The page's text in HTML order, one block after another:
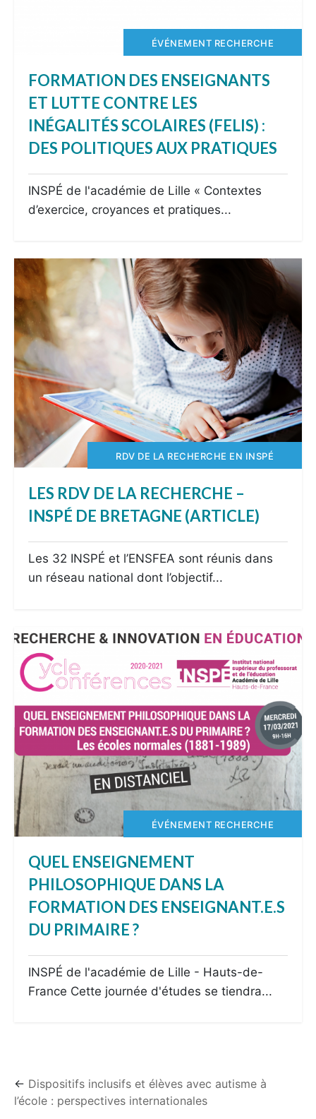
ÉVÉNEMENT RECHERCHE
FORMATION DES ENSEIGNANTS
ET LUTTE CONTRE LES
INÉGALITÉS SCOLAIRES (FELIS) :
DES POLITIQUES AUX PRATIQUES
INSPÉ de l'académie de Lille « Contextes
d’exercice, croyances et pratiques...
RDV DE LA RECHERCHE EN INSPÉ
LES RDV DE LA RECHERCHE –
INSPÉ DE BRETAGNE (ARTICLE)
Les 32 INSPÉ et l’ENSFEA sont réunis dans
un réseau national dont l’objectif...
ÉVÉNEMENT RECHERCHE
QUEL ENSEIGNEMENT
PHILOSOPHIQUE DANS LA
FORMATION DES ENSEIGNANT.E.S
DU PRIMAIRE ?
INSPÉ de l'académie de Lille - Hauts-de-
France Cette journée d'études se tiendra...
← Dispositifs inclusifs et élèves avec autisme à
l’école : perspectives internationales